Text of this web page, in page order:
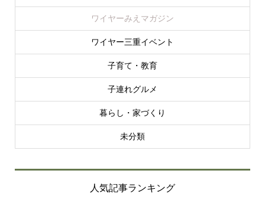
ワイヤーみえマガジン
ワイヤー三重イベント
子育て・教育
子連れグルメ
暮らし・家づくり
未分類
人気記事ランキング